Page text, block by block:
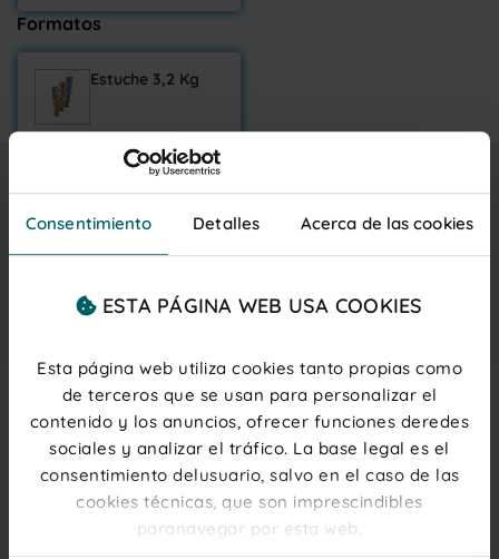
Consentimiento Detalles Acerca de las cookies
ESTA PÁGINA WEB USA COOKIES
Esta página web utiliza cookies tanto propias como
de terceros que se usan para personalizar el
contenido y los anuncios, ofrecer funciones deredes
sociales y analizar el tráfico. La base legal es el
consentimiento delusuario, salvo en el caso de las
cookies técnicas, que son imprescindibles
paranavegar por esta web.
Formatos
Estuche 3,2 Kg
11,75 € IVA inc.
(0,33 € ud.)
Entrega gratismartes 11 agosto
PRECIOS PARA PROFESIONALES Regístrateoinicia sesión
Añadir al carrito
Description
polos de hielo con golosina helada con intensosabor a
fresa-lima, limón-cola y fresa-tropical.Todos ellos se
presentan con doble sabor y son perfectos para